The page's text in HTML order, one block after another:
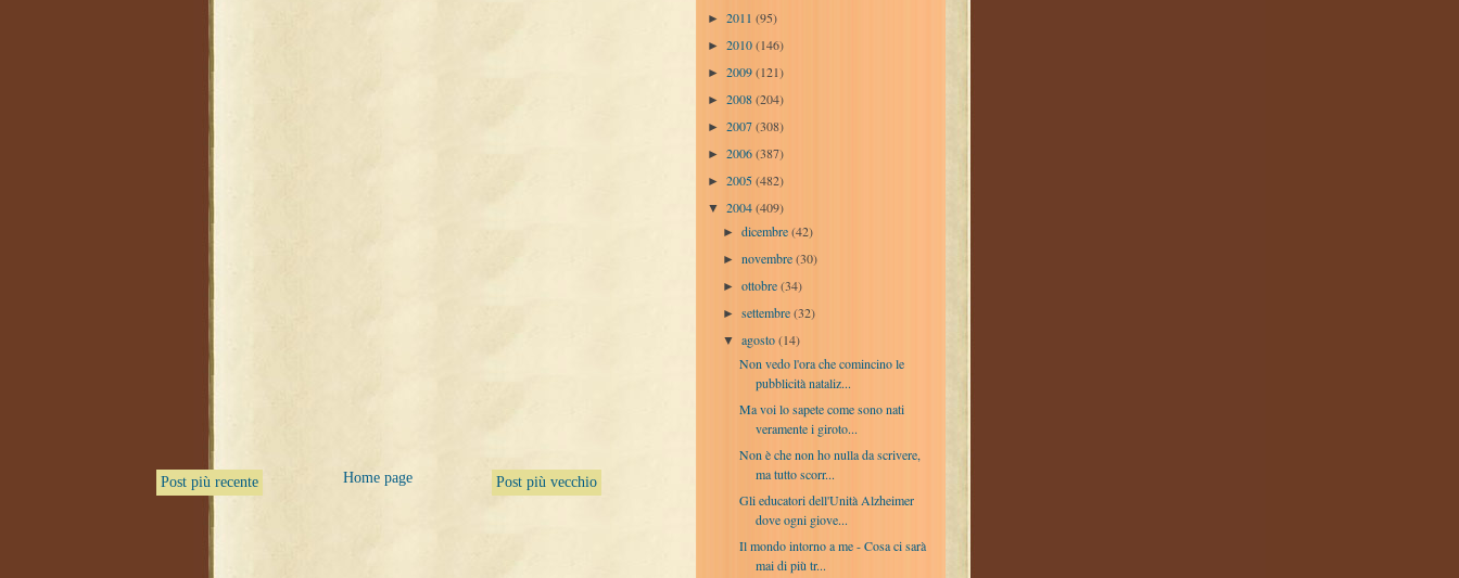
Post più recente Post più vecchio
Home page
► 2011 (95)
► 2010(146)
► 2009(121)
► 2008(204)
► 2007(308)
► 2006(387)
► 2005(482)
▼ 2004(409)
►dicembre(42)
►novembre(30)
►ottobre(34)
►settembre(32)
▼agosto(14)
Non vedo l'ora che comincino le
pubblicità nataliz...
Ma voi lo sapete come sono nati
veramente i giroto...
Non è che non ho nulla da scrivere,
ma tutto scorr...
Gli educatori dell'Unità Alzheimer
dove ogni giove...
Il mondo intorno a me - Cosa ci sarà
mai di più tr...